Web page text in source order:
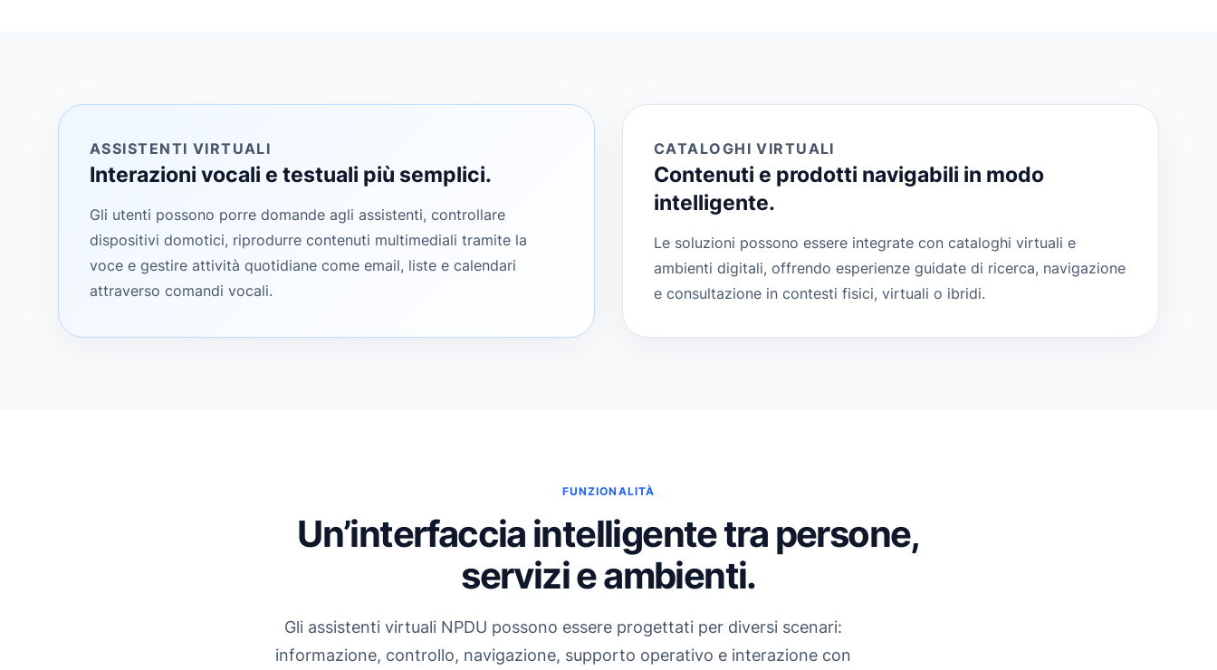
ASSISTENTI VIRTUALI
Interazioni vocali e testuali più semplici.
Gli utenti possono porre domande agli assistenti, controllare
dispositivi domotici, riprodurre contenuti multimediali tramite la
voce e gestire attività quotidiane come email, liste e calendari
attraverso comandi vocali.
CATALOGHI VIRTUALI
Contenuti e prodotti navigabili in modo
intelligente.
Le soluzioni possono essere integrate con cataloghi virtuali e
ambienti digitali, offrendo esperienze guidate di ricerca, navigazione
e consultazione in contesti fisici, virtuali o ibridi.
FUNZIONALITÀ
Un’interfaccia intelligente tra persone,
servizi e ambienti.
Gli assistenti virtuali NPDU possono essere progettati per diversi scenari:
informazione, controllo, navigazione, supporto operativo e interazione con